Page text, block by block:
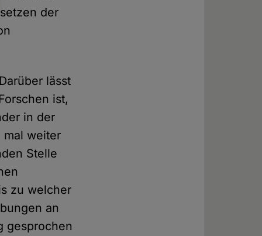
der
lässt
ist,
in der
mal weiter
Stelle
zu welcher
an
gesprochen